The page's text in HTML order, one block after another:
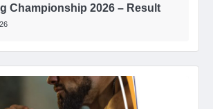
Championship 2026 – Result